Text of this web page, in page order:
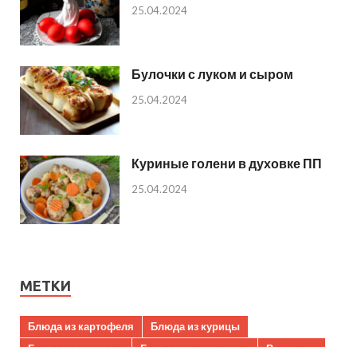
25.04.2024
Булочки с луком и сыром
25.04.2024
Куриные голени в духовке ПП
25.04.2024
МЕТКИ
Блюда из картофеля
Блюда из курицы